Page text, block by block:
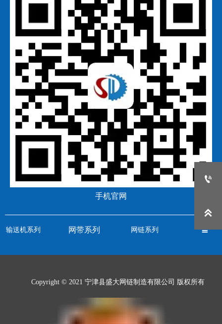
手机官网
输送机系列 网带系列 网链系列 
Copyright © 2021 宁津县盛大网链制造有限公司 版权所有

